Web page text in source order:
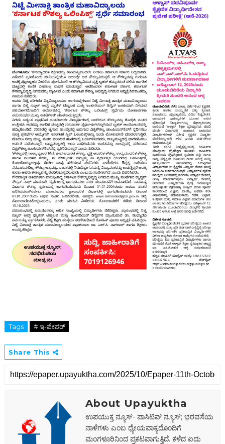
Tags # ಇ-ಪೇಪರ್‌
Share This
About Upayuktha
ಉಪಯುಕ್ತ ನ್ಯೂಸ್- ಪಾಸಿಟಿವ್ ನ್ಯೂಸ್; ಭರವಸೆಯ
ನಾಳೆಗಳು ಎಂಬ ಧ್ಯೇಯವಾಕ್ಯದೊಂದಿಗೆ
ಮಂಗಳೂರಿನಿಂದ ಪ್ರಕಟವಾಗುತ್ತಿದೆ. ಕಳೆದ ಐದು